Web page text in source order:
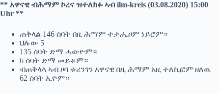
** አዋናዊ ብሕማም ኮረና ዝተለክፉ ኣብ ilm-kreis (03.08.2020) 15:00
Uhr **
ጠቅላል 146 ሰባት በዚ ሕማም ተታሒዞም ነይሮም።
ህሉው 5
135 ሰባት ድማ ሓውዮም።
6 ሰባት ድማ መይቶም።
ብጠቅላላ ኣብ ዞባ ቱሪንገን አዋናዊ በዚ ሕማም አዚ ተለኪፎም ዘለዉ
62 ሰባት ኢዮም።